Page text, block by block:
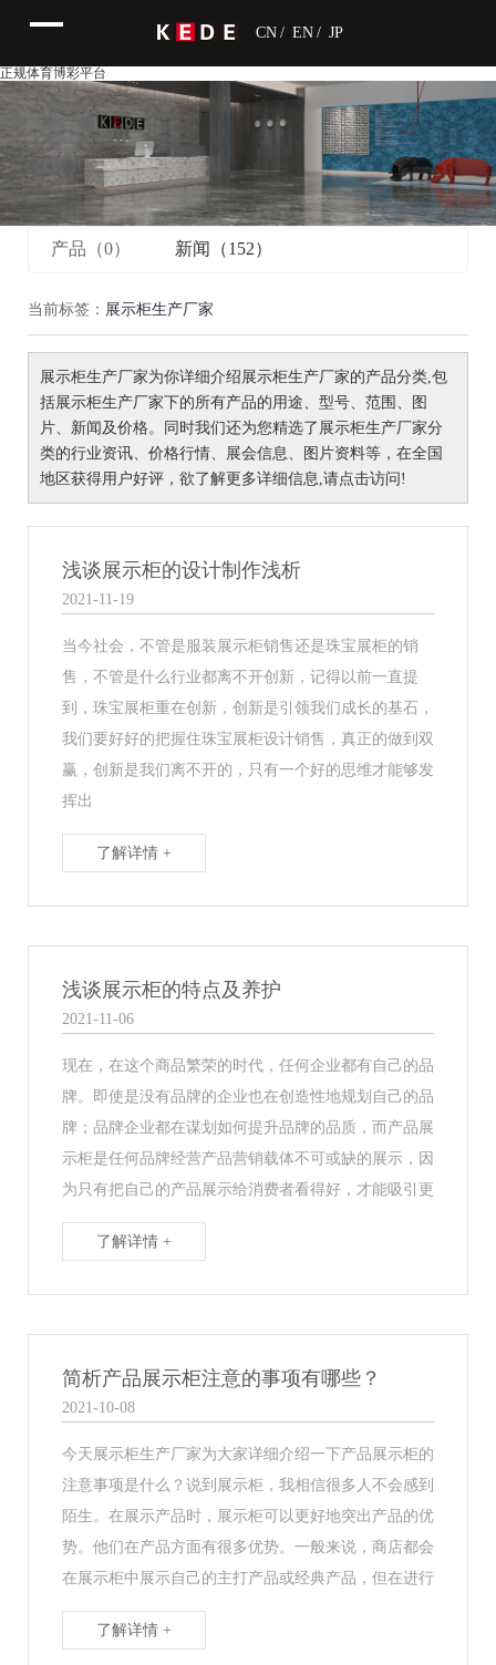
正规体育博彩平台
CN / EN / JP
产品（0） 新闻（152）
当前标签： 展示柜生产厂家
展示柜生产厂家为你详细介绍展示柜生产厂家的产品分类,包
括展示柜生产厂家下的所有产品的用途、型号、范围、图
片、新闻及价格。同时我们还为您精选了 展示柜生产厂家分
类的行业资讯、价格行情、展会信息、图片资料等，在全国
地区获得用户好评，欲了解更多详细信息,请点击访问!
浅谈展示柜的设计制作浅析
2021-11-19
当今社会，不管是服装展示柜销售还是珠宝展柜的销
售，不管是什么行业都离不开创新，记得以前一直提
到，珠宝展柜重在创新，创新是引领我们成长的基石，
我们要好好的把握住珠宝展柜设计销售，真正的做到双
赢，创新是我们离不开的，只有一个好的思维才能够发
挥出
了解详情 +
浅谈展示柜的特点及养护
2021-11-06
现在，在这个商品繁荣的时代，任何企业都有自己的品
牌。即使是没有品牌的企业也在创造性地规划自己的品
牌；品牌企业都在谋划如何提升品牌的品质，而产品展
示柜是任何品牌经营产品营销载体不可或缺的展示，因
为只有把自己的产品展示给消费者看得好，才能吸引更
了解详情 +
简析产品展示柜注意的事项有哪些？
2021-10-08
今天展示柜生产厂家为大家详细介绍一下产品展示柜的
注意事项是什么？说到展示柜，我相信很多人不会感到
陌生。在展示产品时，展示柜可以更好地突出产品的优
势。他们在产品方面有很多优势。一般来说，商店都会
在展示柜中展示自己的主打产品或经典产品，但在进行
了解详情 +